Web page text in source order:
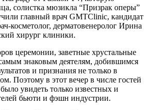
солистка мюзикла “Призрак оперы”
главный врач GMTClinic, кандидат
косметолог, дерматовенеролог Ирина
хирург клиники.
церемонии, заветные хрустальные
знаковым деятелям, добившимся
и признания не только в
Поэтому в этот вечер в числе гостей
увидеть только известных и
бьюти и фэшн индустрии.